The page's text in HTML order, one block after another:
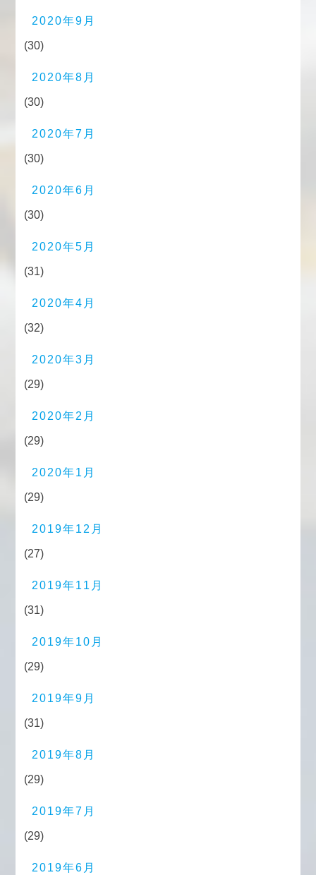
2020年9月
(30)
2020年8月
(30)
2020年7月
(30)
2020年6月
(30)
2020年5月
(31)
2020年4月
(32)
2020年3月
(29)
2020年2月
(29)
2020年1月
(29)
2019年12月
(27)
2019年11月
(31)
2019年10月
(29)
2019年9月
(31)
2019年8月
(29)
2019年7月
(29)
2019年6月